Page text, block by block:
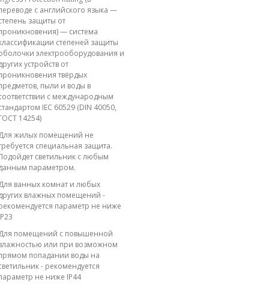
с английского языка —
защиты от
— система
степеней защиты
электрооборудования и
устройств от
твёрдых
пыли и воды в
с международным
IEC 60529 (DIN 40050,
14254)
жилых помещений не
специальная защита.
светильник с любым
параметром.
ванных комнат и любых
влажных помещений -
параметр не ниже
помещений с повышенной
или при возможном
попадании воды на
- рекомендуется
не ниже IP44